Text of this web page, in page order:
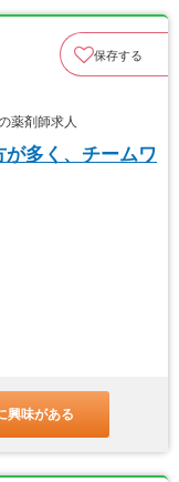
保存する
薬剤師求人
が多く、チームワ
興味がある